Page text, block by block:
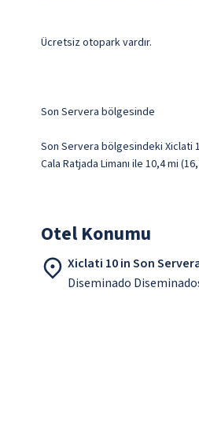
Ücretsiz otopark vardır.
Son Servera bölgesinde
Son Servera bölgesindeki Xiclati
Cala Ratjada Limanı ile 10,4 mi
Otel Konumu
Xiclati 10 in Son
Diseminado